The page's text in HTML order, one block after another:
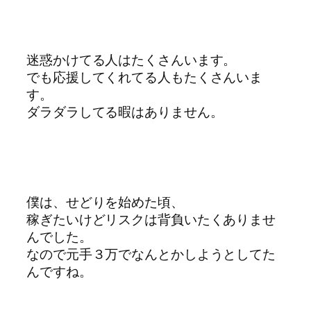
迷惑かけてる人はたくさんいます。
でも応援してくれてる人もたくさんいま
す。
ダラダラしてる暇はありません。
僕は、せどりを始めた頃、
稼ぎたいけどリスクは背負いたくありませ
んでした。
なので元手３万でなんとかしようとしてた
んですね。